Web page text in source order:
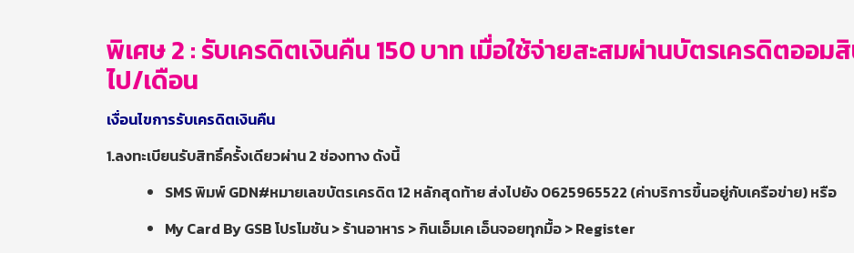
พิเศษ 2 : รับเครดิตเงินคืน 150 บาท เมื่อใช้จ่ายสะสมผ่านบัตรเครดิตออ
ไป/เดือน
เงื่อนไขการรับเครดิตเงินคืน
1.ลงทะเบียนรับสิทธิ์ครั้งเดียวผ่าน 2 ช่องทาง ดังนี้
SMS พิมพ์ GDN#หมายเลขบัตรเครดิต 12 หลักสุดท้าย ส่งไปยัง 0625965522 (ค่าบริการขึ้นอยู่กับเครือข่าย) หรือ
My Card By GSB โปรโมชัน > ร้านอาหาร > กินเอ็มเค เอ็นจอยทุกมื้อ > Register